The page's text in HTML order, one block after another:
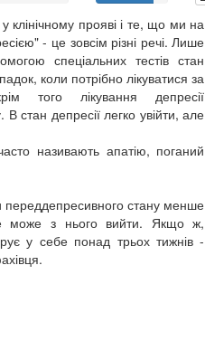
клінічному прояві і те, що ми на
- це зовсім різні речі. Лише
спеціальних тестів стан
коли потрібно лікуватися за
того лікування депресії
стан депресії легко увійти, але
називають апатію, поганий
переддепресивного стану менше
може з нього вийти. Якщо ж,
у себе понад трьох тижнів -